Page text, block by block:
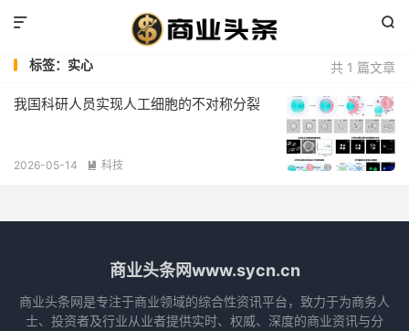


共 1 篇文章
标签：实心
我国科研人员实现人工细胞的不对称分裂
2026-05-14  科技
商业头条网www.sycn.cn
商业头条网是专注于商业领域的综合性资讯平台，致力于为商务人
士、投资者及行业从业者提供实时、权威、深度的商业资讯与分